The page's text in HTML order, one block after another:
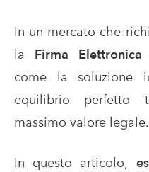
In un mercato che
la Firma Elettronica
come la soluzione
equilibrio perfetto
massimo valore legale.
In questo articolo,